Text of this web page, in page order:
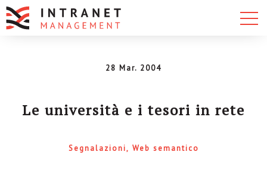
28 Mar. 2004
Le università e i tesori in rete
Segnalazioni Web semantico